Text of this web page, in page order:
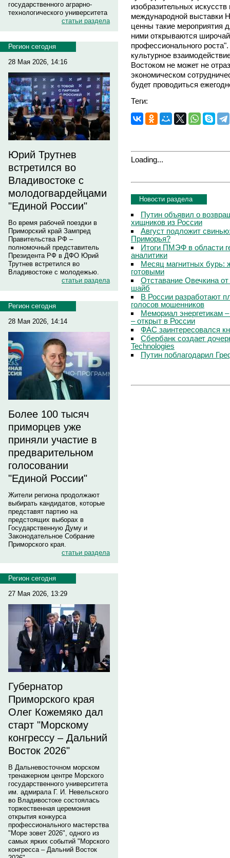
государственного аграрно-
технологического университета
статьи раздела
Регион сегодня
28 Мая 2026, 14:16
Юрий Трутнев
встретился во
Владивостоке с
молодогвардейцами
"Единой России"
Во время рабочей поездки в
Приморский край Зампред
Правительства РФ –
полномочный представитель
Президента РФ в ДФО Юрий
Трутнев встретился во
Владивостоке с молодежью.
статьи раздела
Регион сегодня
28 Мая 2026, 14:14
Более 100 тысяч
приморцев уже
приняли участие в
предварительном
голосовании
"Единой России"
Жители региона продолжают
выбирать кандидатов, которые
представят партию на
предстоящих выборах в
Государственную Думу и
Законодательное Собрание
Приморского края.
статьи раздела
Регион сегодня
27 Мая 2026, 13:29
Губернатор
Приморского края
Олег Кожемяко дал
старт "Морскому
конгрессу – Дальний
Восток 2026"
В Дальневосточном морском
тренажерном центре Морского
государственного университета
им. адмирала Г. И. Невельского
во Владивостоке состоялась
торжественная церемония
открытия конкурса
профессионального мастерства
"Море зовет 2026", одного из
самых ярких событий "Морского
конгресса – Дальний Восток
изобразительных
международной
ценны такие мероприятия
ними открываются
профессионального
культурное
Востоком не может не
экономическом
будет проводиться
Теги:
Loading...
Новости раздела
Путин объявил о
хищников из России
Август подложит
Приморья?
Итоги ПМЭФ в области
аналитики
Месяц магнитных бурь:
готовыми
Отставание Овечкина
шайб
В России разработают
голосов мошенников
Мемориал энергетикам
– открыт в России
ФАС заинтересовался
Сбербанк создает
Technologies
Путин поблагодарил